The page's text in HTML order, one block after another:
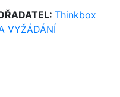
Thinkbox
VYŽÁDÁNÍ